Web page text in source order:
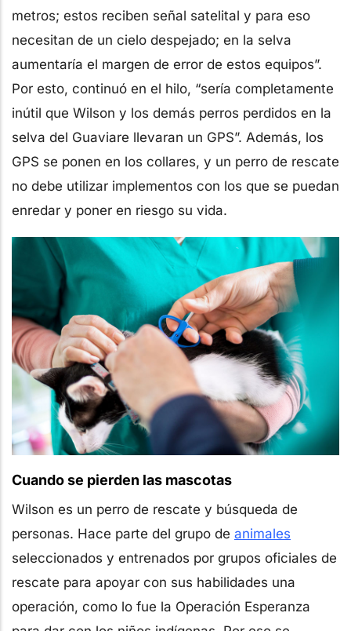
metros; estos reciben señal satelital y para eso
necesitan de un cielo despejado; en la selva
aumentaría el margen de error de estos equipos”.
Por esto, continuó en el hilo, “sería completamente
inútil que Wilson y los demás perros perdidos en la
selva del Guaviare llevaran un GPS”. Además, los
GPS se ponen en los collares, y un perro de rescate
no debe utilizar implementos con los que se puedan
enredar y poner en riesgo su vida.
Cuando se pierden las mascotas
Wilson es un perro de rescate y búsqueda de
personas. Hace parte del grupo de animales
seleccionados y entrenados por grupos oficiales de
rescate para apoyar con sus habilidades una
operación, como lo fue la Operación Esperanza